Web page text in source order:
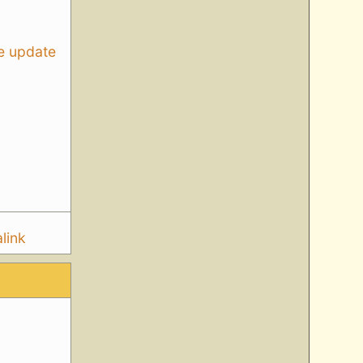
update